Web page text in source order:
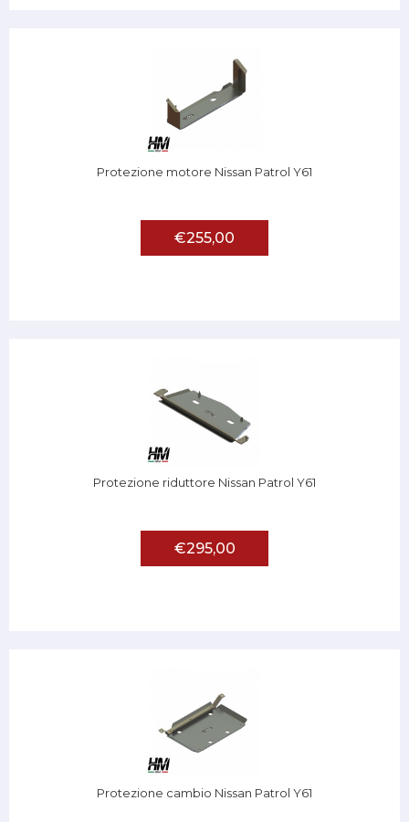
Protezione motore Nissan Patrol Y61
€255,00
Protezione riduttore Nissan Patrol Y61
€295,00
Protezione cambio Nissan Patrol Y61